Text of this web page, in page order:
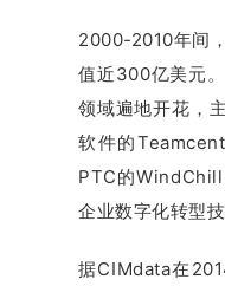
2000-2010年间
值近300亿美元
领域遍地开花，
软件的
PTC的
企业数字化转型
据CIMdata在